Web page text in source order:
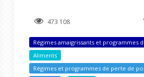
473 108
Régimes amaigrissants et programmes
Aliments
Régimes et programmes de perte de